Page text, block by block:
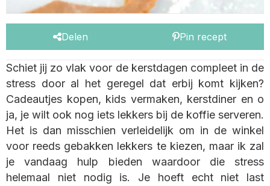
Delen Pin recept
Schiet jij zo vlak voor de kerstdagen compleet in de
stress door al het geregel dat erbij komt kijken?
Cadeautjes kopen, kids vermaken, kerstdiner en o
ja, je wilt ook nog iets lekkers bij de koffie serveren.
Het is dan misschien verleidelijk om in de winkel
voor reeds gebakken lekkers te kiezen, maar ik zal
je vandaag hulp bieden waardoor die stress
helemaal niet nodig is. Je hoeft echt niet last